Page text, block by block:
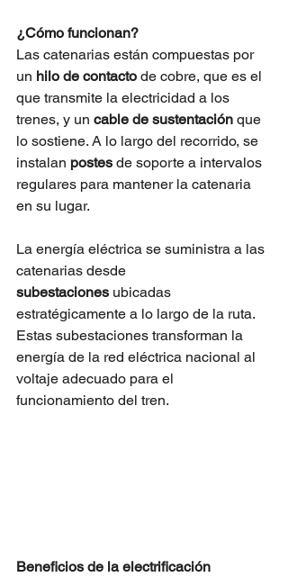
¿Cómo funcionan?
Las catenarias están compuestas por
un hilo de contacto de cobre, que es el
que transmite la electricidad a los
trenes, y un cable de sustentación que
lo sostiene. A lo largo del recorrido, se
instalan postes de soporte a intervalos
regulares para mantener la catenaria
en su lugar.
La energía eléctrica se suministra a las
catenarias desde
subestaciones ubicadas
estratégicamente a lo largo de la ruta.
Estas subestaciones transforman la
energía de la red eléctrica nacional al
voltaje adecuado para el
funcionamiento del tren.
Beneficios de la electrificación